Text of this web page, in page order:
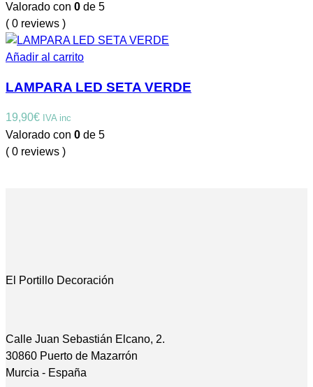
Valorado con 0 de 5
( 0 reviews )
Añadir al carrito
LAMPARA LED SETA VERDE
19,90€ IVA inc
Valorado con 0 de 5
( 0 reviews )
El Portillo Decoración
Calle Juan Sebastián Elcano, 2.
30860 Puerto de Mazarrón
Murcia - España